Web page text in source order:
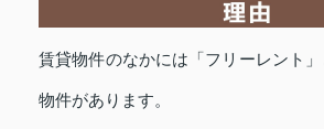
賃貸物件のなかには「フリーレント
物件があります。